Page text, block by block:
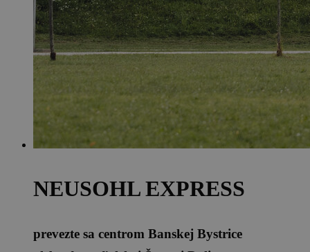
NEUSOHL EXPRESS
prevezte sa centrom Banskej Bystrice